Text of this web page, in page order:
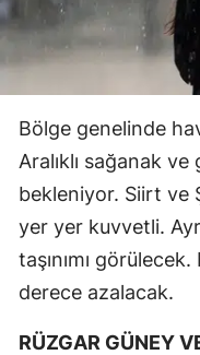
Bölge genelinde
Aralıklı sağanak
bekleniyor. Siirt ve
yer yer kuvvetli.
taşınımı görülecek.
derece azalacak.
RÜZGAR GÜNEY